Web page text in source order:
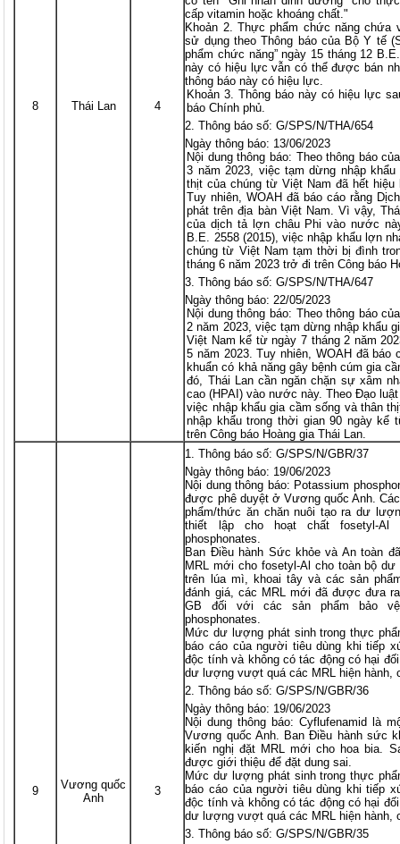
8 Thái Lan 4
cấp vitamin hoặc khoáng chất."
Khoản 2. Thực phẩm chức năng chứa
sử dụng theo Thông báo của Bộ Y tế
phẩm chức năng” ngày 15 tháng 12
này có hiệu lực vẫn có thể được bán
thông báo này có hiệu lực.
Khoản 3. Thông báo này có hiệu lực
báo Chính phủ.
Thông báo số: G/SPS/N/THA/654
Ngày thông báo: 13/06/2023
Nội dung thông báo: Theo thông báo
3 năm 2023, việc tạm dừng nhập
thịt của chúng từ Việt Nam đã hết
Tuy nhiên, WOAH đã báo cáo rằng
phát trên địa bàn Việt Nam. Vì vậy,
của dịch tả lợn châu Phi vào nước
B.E. 2558 (2015), việc nhập khẩu lợn
chúng từ Việt Nam tạm thời bị đình
tháng 6 năm 2023 trở đi trên Công báo
Thông báo số: G/SPS/N/THA/647
Ngày thông báo: 22/05/2023
Nội dung thông báo: Theo thông báo
2 năm 2023, việc tạm dừng nhập khẩu
Việt Nam kể từ ngày 7 tháng 2 năm
5 năm 2023. Tuy nhiên, WOAH đã
khuẩn có khả năng gây bệnh cúm gia
đó, Thái Lan cần ngăn chặn sự xâm
cao (HPAI) vào nước này. Theo Đạo
việc nhập khẩu gia cầm sống và thân
nhập khẩu trong thời gian 90 ngày kể
trên Công báo Hoàng gia Thái Lan.
9
Vương quốc
Anh
3
Thông báo số: G/SPS/N/GBR/37
Ngày thông báo: 19/06/2023
Nội dung thông báo: Potassium
được phê duyệt ở Vương quốc Anh.
phẩm/thức ăn chăn nuôi tạo ra dư
thiết lập cho hoạt chất fosetyl-Al
phosphonates.
Ban Điều hành Sức khỏe và An toàn
MRL mới cho fosetyl-Al cho toàn bộ
trên lúa mì, khoai tây và các sản
đánh giá, các MRL mới đã được đưa
GB đối với các sản phẩm bảo
phosphonates.
Mức dư lượng phát sinh trong thực
báo cáo của người tiêu dùng khi tiếp
độc tính và không có tác động có hại
dư lượng vượt quá các MRL hiện hành,
Thông báo số: G/SPS/N/GBR/36
Ngày thông báo: 19/06/2023
Nội dung thông báo: Cyflufenamid là
Vương quốc Anh. Ban Điều hành sức
kiến nghị đặt MRL mới cho hoa bia.
được giới thiệu để đặt dung sai.
Mức dư lượng phát sinh trong thực
báo cáo của người tiêu dùng khi tiếp
độc tính và không có tác động có hại
dư lượng vượt quá các MRL hiện hành,
Thông báo số: G/SPS/N/GBR/35